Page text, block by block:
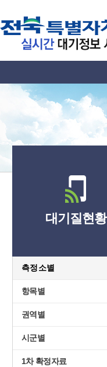
대기질현황
측정소별
항목별
권역별
시군별
1차 확정자료